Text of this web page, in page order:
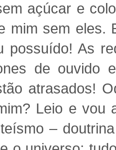
açúcar e
mim sem eles.
possuído! As
de ouvido
atrasados!
Leio e vou
–